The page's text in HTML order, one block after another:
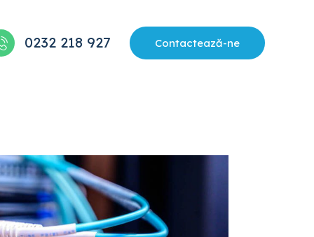
0232 218 927 Contactează-ne